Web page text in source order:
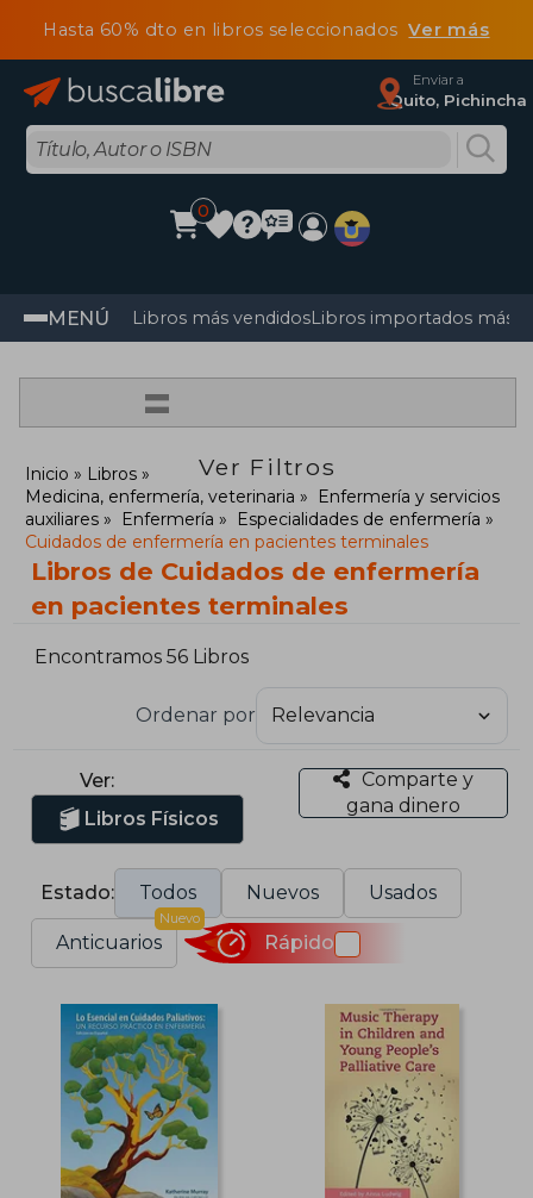
Hasta 60% dto en libros seleccionadosVer más
Enviar a
Quito, Pichincha
0
MENÚ Libros más vendidosLibros importados más
=
Ver Filtros
Inicio
Libros
Medicina, enfermería, veterinaria
Enfermería y servicios
auxiliares
Enfermería
Especialidades de enfermería
Cuidados de enfermería en pacientes terminales
Libros de Cuidados de enfermería
en pacientes terminales
Encontramos 56 Libros
Ordenar por
Ver:
Libros Físicos
Comparte y
gana dinero
Estado: Todos Nuevos Usados
Anticuarios
Nuevo
Rápido